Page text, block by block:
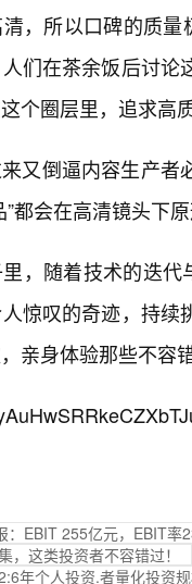
，所以口碑的质
们在茶余饭后讨
个圈层里，追求高
又倒逼内容生产者
都会在高清镜头下
，随着技术的迭代
惊叹的奇迹，持
亲身体验那些不容
：EBIT 255亿元，EBIT率
，这类投资者不容错过！
年个人投资.者量化投资